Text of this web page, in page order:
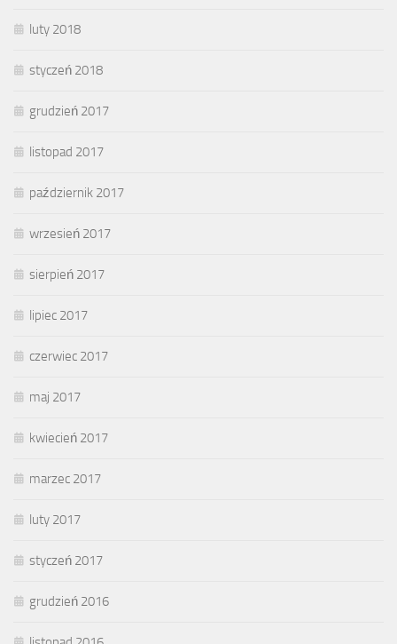
luty 2018
styczeń 2018
grudzień 2017
listopad 2017
październik 2017
wrzesień 2017
sierpień 2017
lipiec 2017
czerwiec 2017
maj 2017
kwiecień 2017
marzec 2017
luty 2017
styczeń 2017
grudzień 2016